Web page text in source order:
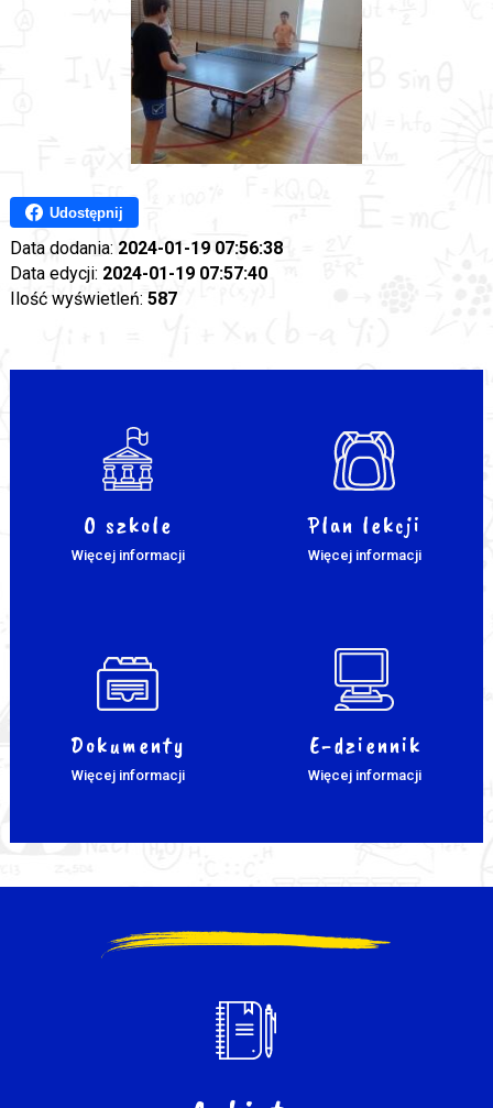
Udostępnij
Data dodania: 2024-01-19 07:56:38
Data edycji: 2024-01-19 07:57:40
Ilość wyświetleń: 587
O szkole
Więcej informacji
Plan lekcji
Więcej informacji
Dokumenty
Więcej informacji
E-dziennik
Więcej informacji